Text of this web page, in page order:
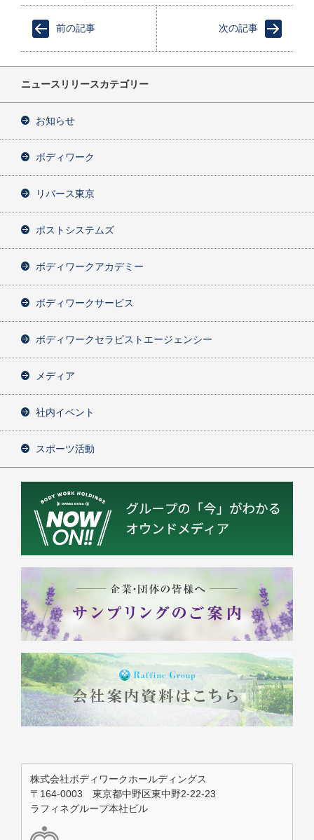
前の記事 次の記事
ニュースリリースカテゴリー
お知らせ
ボディワーク
リバース東京
ポストシステムズ
ボディワークアカデミー
ボディワークサービス
ボディワークセラピストエージェンシー
メディア
社内イベント
スポーツ活動
株式会社ボディワークホールディングス
〒164-0003 東京都中野区東中野2-22-23
ラフィネグループ本社ビル